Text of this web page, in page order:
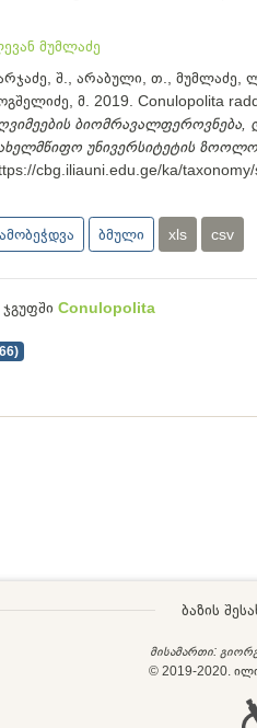
მუმლაძე
შ., არაბული, თ., მუმლაძე,
მ. 2019. Conulopolita
ბიომრავალფეროვნება,
უნივერსიტეტის
cbg.iliauni.edu.ge/ka/
ამობეჭდვა ბმული xls csv
Conulopolita
ბაზის
მისამართი:
© 2019-2020.